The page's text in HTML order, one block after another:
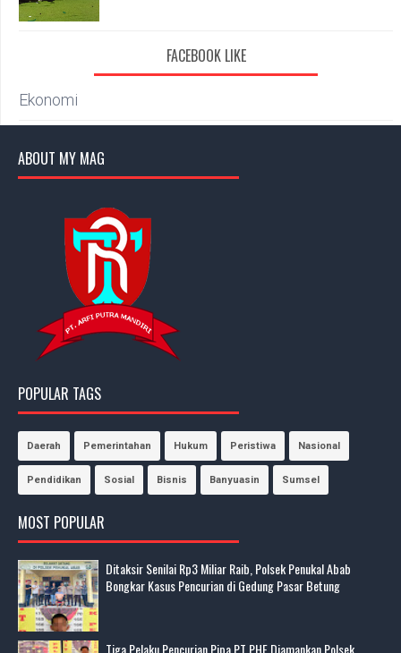
FACEBOOK LIKE
Ekonomi
ABOUT MY MAG
POPULAR TAGS
Daerah Pemerintahan Hukum Peristiwa Nasional
Pendidikan Sosial Bisnis Banyuasin Sumsel
MOST POPULAR
Ditaksir Senilai Rp3 Miliar Raib, Polsek Penukal Abab
Bongkar Kasus Pencurian di Gedung Pasar Betung
Tiga Pelaku Pencurian Pipa PT PHE Diamankan Polsek